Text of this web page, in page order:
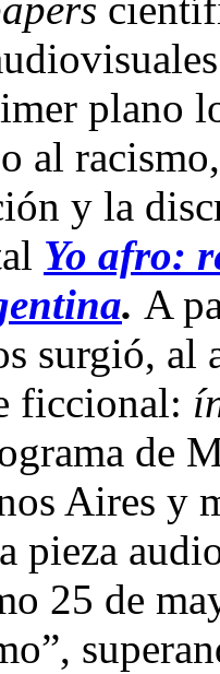
plano
al
y la
Yo afro:
. A
surgió, al
ficcional:
de
Aires y
pieza
25 de